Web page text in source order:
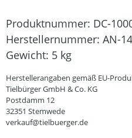
Produktnummer: DC-
Herstellernummer: AN-
Gewicht: 5 kg
Herstellerangaben gemäß EU-
Tielbürger GmbH & Co. KG
Postdamm 12
32351 Stemwede
verkauf@tielbuerger.de